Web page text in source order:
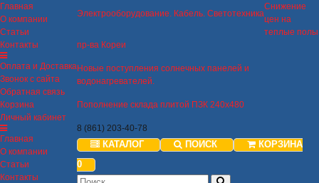
Главная
О компании
Статьи
Контакты
Оплата и Доставка
Звонок с сайта
Обратная связь
Корзина
Личный кабинет
Главная
О компании
Статьи
Контакты
Электрооборудование. Кабель. Светотехника
Снижение
цен на
теплые полы
пр-ва Кореи
Новые поступления солнечных панелей и
водонагревателей.
Пополнение склада плитой ПЗК 240х480
8 (861) 203-40-78
КАТАЛОГ ПОИСК
КОРЗИНА
0